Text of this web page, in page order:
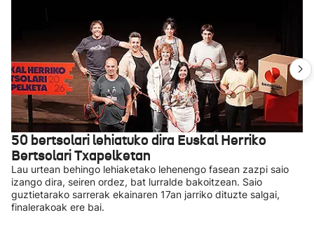
50 bertsolari lehiatuko dira Euskal Herriko
Bertsolari Txapelketan
Lau urtean behingo lehiaketako lehenengo fasean zazpi saio
izango dira, seiren ordez, bat lurralde bakoitzean. Saio
guztietarako sarrerak ekainaren 17an jarriko dituzte salgai,
finalerakoak ere bai.